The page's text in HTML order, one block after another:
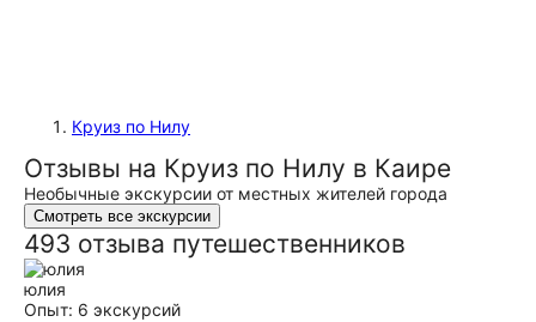
Круиз по Нилу
Отзывы на Круиз по Нилу в Каире
Необычные экскурсии от местных жителей города
Смотреть все экскурсии
493 отзыва путешественников
юлия
Опыт: 6 экскурсий